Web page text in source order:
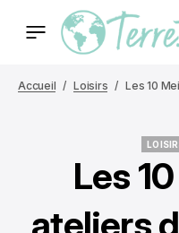
Accueil Loisirs Les 10
Les